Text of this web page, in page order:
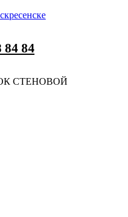
84 84
СТЕНОВОЙ